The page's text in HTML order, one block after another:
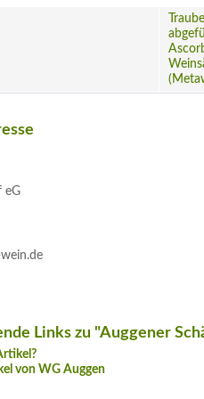
eG
Links zu "Auggener
von WG Auggen